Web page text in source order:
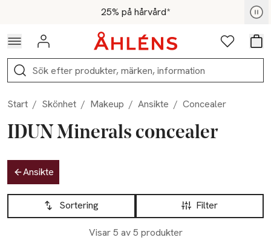
Hoppa till navigationsmenyn25% på hårvård*
För medlemmar - Shoppa nu
Logga in Favoriter
Sök
Start / Skönhet / Makeup / Ansikte / Concealer
IDUN Minerals concealer
Hoppa till produktsidan
Ansikte
Hoppa till produktsidan
Filter
Sortering
Visar 5 av 5 produkter
Lista över produkter